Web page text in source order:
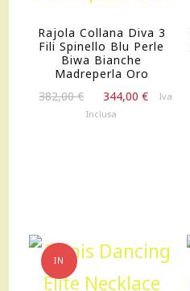
Rajola Collana Diva 3
Fili Spinello Blu Perle
Biwa Bianche
Madreperla Oro
382,00€
prezzo
344,00€
IlIva
Inclusa
IN